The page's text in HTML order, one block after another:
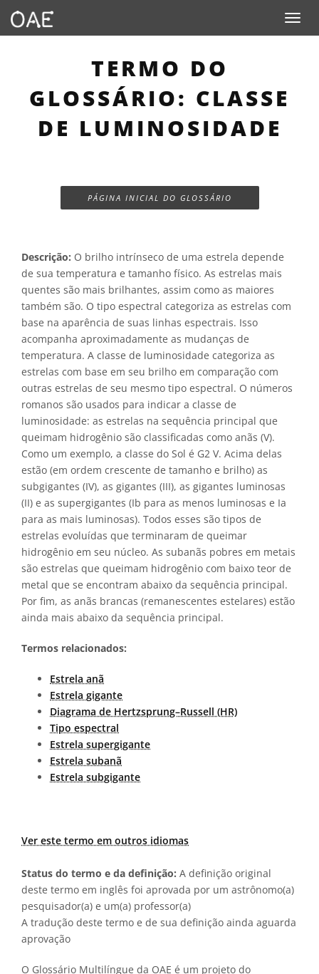
Toggle
TERMO DO
GLOSSÁRIO: CLASSE
DE LUMINOSIDADE
PÁGINA INICIAL DO GLOSSÁRIO
Descrição: O brilho intrínseco de uma estrela depende
de sua temperatura e tamanho físico. As estrelas mais
quentes são mais brilhantes, assim como as maiores
também são. O tipo espectral categoriza as estrelas com
base na aparência de suas linhas espectrais. Isso
acompanha aproximadamente as mudanças de
temperatura. A classe de luminosidade categoriza as
estrelas com base em seu brilho em comparação com
outras estrelas de seu mesmo tipo espectral. O números
romanos são usados para indicar a classe de
luminosidade: as estrelas na sequência principal que
queimam hidrogênio são classificadas como anãs (V).
Como um exemplo, a classe do Sol é G2 V. Acima delas
estão (em ordem crescente de tamanho e brilho) as
subgigantes (IV), as gigantes (III), as gigantes luminosas
(II) e as supergigantes (Ib para as menos luminosas e Ia
para as mais luminosas). Todos esses são tipos de
estrelas evoluídas que terminaram de queimar
hidrogênio em seu núcleo. As subanãs pobres em metais
são estrelas que queimam hidrogênio com baixo teor de
metal que se encontram abaixo da sequência principal.
Por fim, as anãs brancas (remanescentes estelares) estão
ainda mais abaixo da sequência principal.
Termos relacionados:
Estrela anã
Estrela gigante
Diagrama de Hertzsprung–Russell (HR)
Tipo espectral
Estrela supergigante
Estrela subanã
Estrela subgigante
Ver este termo em outros idiomas
Status do termo e da definição: A definição original
deste termo em inglês foi aprovada por um astrônomo(a)
pesquisador(a) e um(a) professor(a)
A tradução deste termo e de sua definição ainda aguarda
aprovação
O Glossário Multilíngue da OAE é um projeto do